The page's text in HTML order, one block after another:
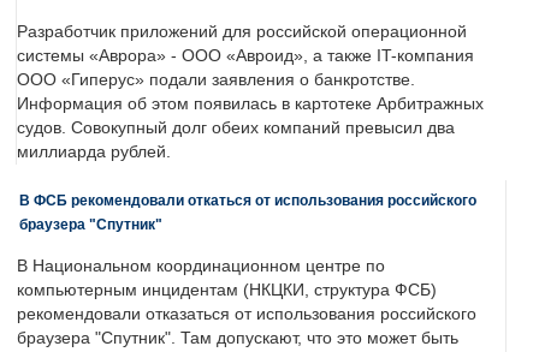
Разработчик приложений для российской операционной
системы «Аврора» - ООО «Авроид», а также IT-компания
ООО «Гиперус» подали заявления о банкротстве.
Информация об этом появилась в картотеке Арбитражных
судов. Совокупный долг обеих компаний превысил два
миллиарда рублей.
В ФСБ рекомендовали откаться от использования российского
браузера "Спутник"
В Национальном координационном центре по
компьютерным инцидентам (НКЦКИ, структура ФСБ)
рекомендовали отказаться от использования российского
браузера "Спутник". Там допускают, что это может быть